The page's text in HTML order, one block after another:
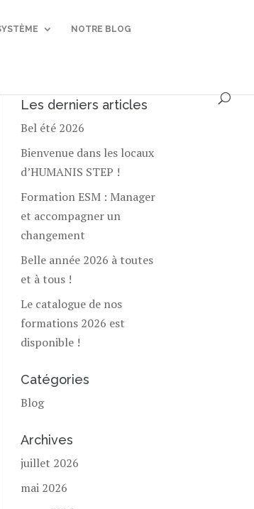
NOTRE BLOG
Les derniers articles
Bel été 2026
Bienvenue dans les locaux
d’HUMANIS STEP !
Formation ESM : Manager
et accompagner un
changement
Belle année 2026 à toutes
et à tous !
Le catalogue de nos
formations 2026 est
disponible !
Catégories
Blog
Archives
juillet 2026
mai 2026